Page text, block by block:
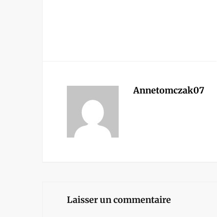
Annetomczak07
Laisser un commentaire